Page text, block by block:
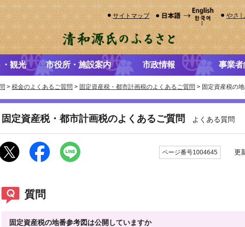
サイトマップ やさ
観光 市役所・施設案内 市政情報 事業者
> 税金のよくあるご質問 > 固定資産税・都市計画税のよくあるご質問 > 固定資産税の
固定資産税・都市計画税のよくあるご質問 よくある質問
ページ番号1004645 更新
質問
固定資産税の地番参考図は公開していますか